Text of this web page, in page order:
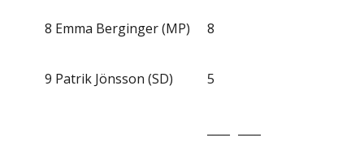
8 Emma Berginger (MP) 8
9 Patrik Jönsson (SD) 5